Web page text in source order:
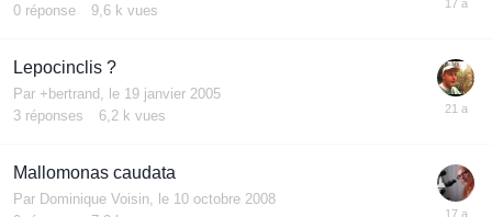
0 réponse 9,6 k vues
Lepocinclis ?
Par +bertrand le 19 janvier 2005
3 réponses 6,2 k vues
Mallomonas caudata
Par Dominique Voisin le 10 octobre 2008